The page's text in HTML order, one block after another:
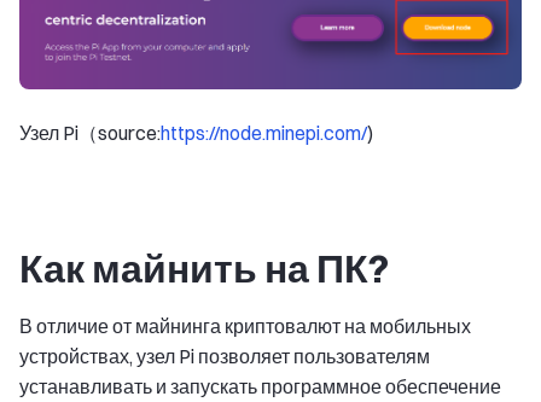
Узел Pi（source:https://node.minepi.com/)
Как майнить на ПК?
В отличие от майнинга криптовалют на мобильных
устройствах, узел Pi позволяет пользователям
устанавливать и запускать программное обеспечение